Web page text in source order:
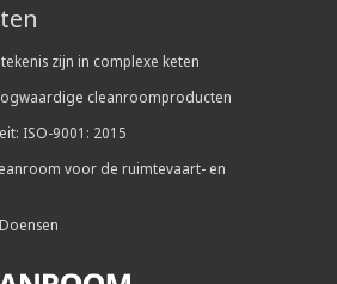
zijn in complexe keten
cleanroomproducten
ISO-9001: 2015
voor de ruimtevaart- en